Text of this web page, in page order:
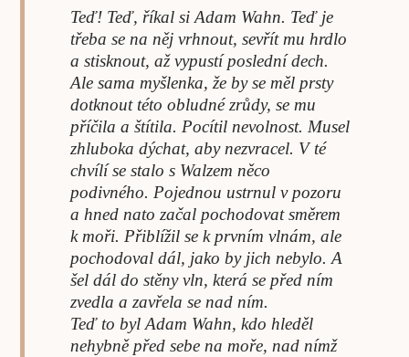
Teď! Teď, říkal si Adam Wahn. Teď je
třeba se na něj vrhnout, sevřít mu hrdlo
a stisknout, až vypustí poslední dech.
Ale sama myšlenka, že by se měl prsty
dotknout této obludné zrůdy, se mu
příčila a štítila. Pocítil nevolnost. Musel
zhluboka dýchat, aby nezvracel. V té
chvílí se stalo s Walzem něco
podivného. Pojednou ustrnul v pozoru
a hned nato začal pochodovat směrem
k moři. Přiblížil se k prvním vlnám, ale
pochodoval dál, jako by jich nebylo. A
šel dál do stěny vln, která se před ním
zvedla a zavřela se nad ním.
Teď to byl Adam Wahn, kdo hleděl
nehybně před sebe na moře, nad nímž